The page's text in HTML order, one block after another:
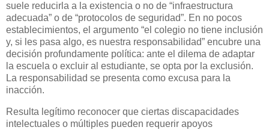
suele reducirla a la existencia o no de “infraestructura
adecuada” o de “protocolos de seguridad”. En no pocos
establecimientos, el argumento “el colegio no tiene inclusión
y, si les pasa algo, es nuestra responsabilidad” encubre una
decisión profundamente política: ante el dilema de adaptar
la escuela o excluir al estudiante, se opta por la exclusión.
La responsabilidad se presenta como excusa para la
inacción.
Resulta legítimo reconocer que ciertas discapacidades
intelectuales o múltiples pueden requerir apoyos